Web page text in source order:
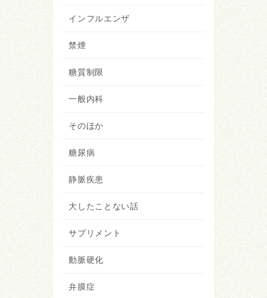
インフルエンザ
禁煙
糖質制限
一般内科
そのほか
糖尿病
静脈疾患
大したことない話
サプリメント
動脈硬化
弁膜症